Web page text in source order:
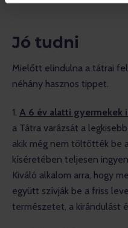
Jó tudni
Mielőtt elindulna a tátrai
néhány hasznos tippet.
1. A 6 év alatti gyermekek
a Tátra varázsát a
akik még nem töltötték be
kíséretében teljesen
Kiváló alkalom arra, hogy
együtt szívják be a friss
természetet, a kirándulást